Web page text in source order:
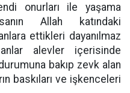
onurları ile yaşama
Allah katındaki
ettikleri dayanılmaz
alevler içerisinde
bakıp zevk alan
baskıları ve işkenceleri